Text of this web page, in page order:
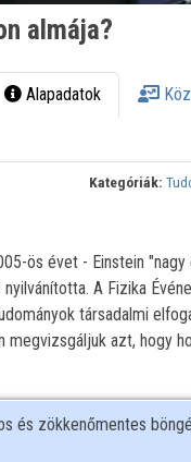
almája?
Alapadatok
Kategóriák:
ös évet - Einstein
A Fizika
társadalmi
megvizsgáljuk azt, hogy
és zökkenőmentes